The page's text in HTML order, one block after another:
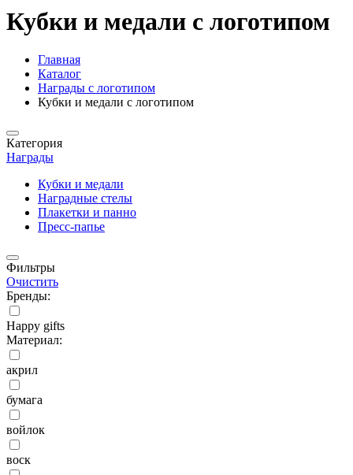
Кубки и медали с логотипом
Главная
Каталог
Награды с логотипом
Кубки и медали с логотипом
Категория
Награды
Кубки и медали
Наградные стелы
Плакетки и панно
Пресс-папье
Фильтры
Очистить
Бренды:
Happy gifts
Материал:
акрил
бумага
войлок
воск